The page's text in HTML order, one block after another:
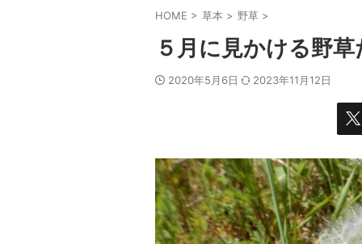
HOME > 草本 > 野草 >
５月に見かける野草
2020年5月6日 2023年11月12日